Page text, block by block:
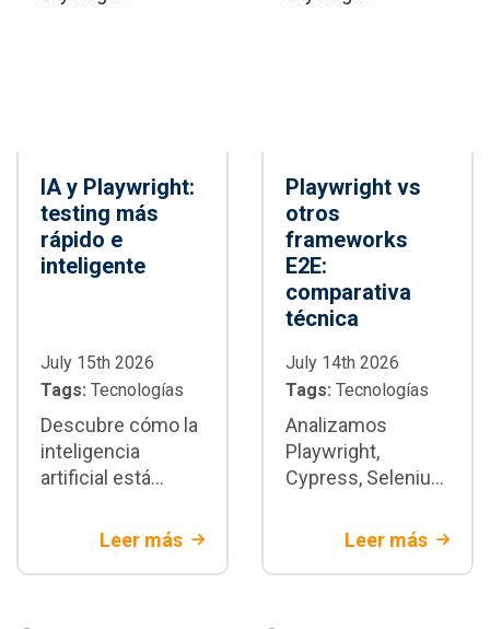
IA y Playwright:
testing más
rápido e
inteligente
July 15th 2026
Tags: Tecnologías
Descubre cómo la
inteligencia
artificial está
automatización de
Playwright:
Leer más
Playwright vs
otros
frameworks
E2E:
comparativa
técnica
July 14th 2026
Tags: Tecnologías
Analizamos
Playwright,
Cypress, Selenium
criterios técnicos
Descubre cuándo
Leer más